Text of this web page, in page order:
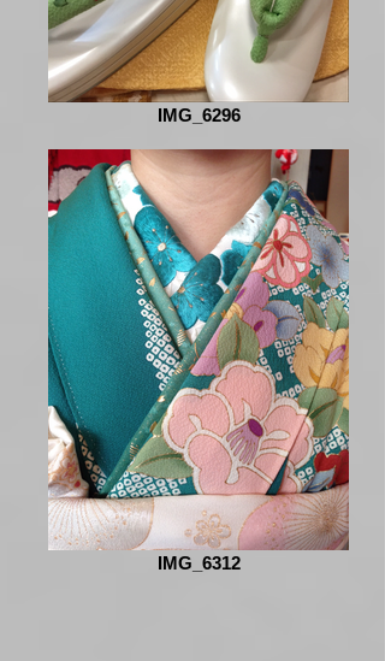
IMG_6296
IMG_6312